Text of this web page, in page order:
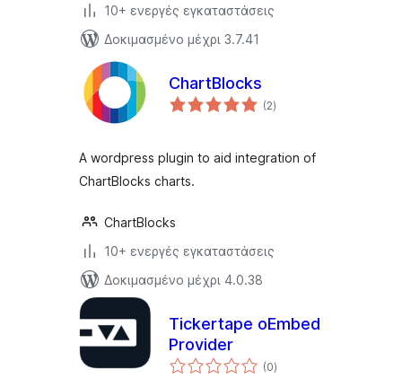
10+ ενεργές εγκαταστάσεις
Δοκιμασμένο μέχρι 3.7.41
ChartBlocks
(2αξιολογήσεις
σύνολο
)
A wordpress plugin to aid integration of
ChartBlocks charts.
ChartBlocks
10+ ενεργές εγκαταστάσεις
Δοκιμασμένο μέχρι 4.0.38
Tickertape oEmbed
Provider
(0αξιολογήσεις
σύνολο
)